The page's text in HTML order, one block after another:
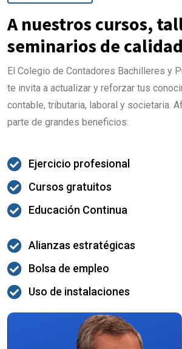
A nuestros cursos,
seminarios de
El Colegio de Contadores Bachilleres y
te invita a actualizar y reforzar tus
contable, tributaria, laboral y societaria.
parte de grandes beneficios:
Ejercicio profesional
Cursos gratuitos
Educación Continua
Alianzas estratégicas
Bolsa de empleo
Uso de instalaciones